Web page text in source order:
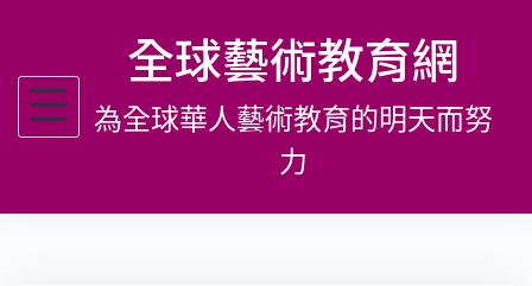
主
全球藝術教育網
為全球華人藝術教育的明天而努
力